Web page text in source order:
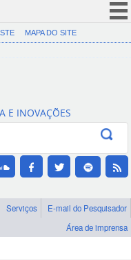
CORONAVÍRUS (COVID-19)
Canais
MAPA DO SITE
E INOVAÇÕES
Serviços
E-mail do Pesquisador
Área de imprensa